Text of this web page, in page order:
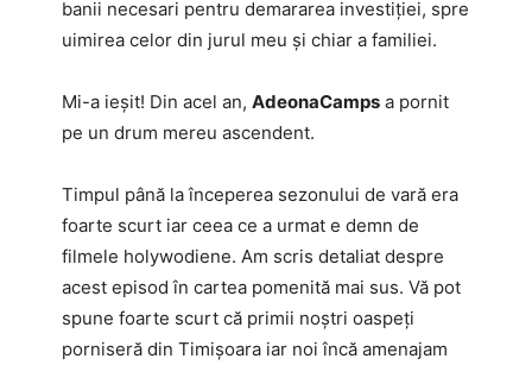
banii necesari pentru demararea investiției, spre
uimirea celor din jurul meu și chiar a familiei.
Mi-a ieșit! Din acel an, AdeonaCamps a pornit
pe un drum mereu ascendent.
Timpul până la începerea sezonului de vară era
foarte scurt iar ceea ce a urmat e demn de
filmele holywodiene. Am scris detaliat despre
acest episod în cartea pomenită mai sus. Vă pot
spune foarte scurt că primii noștri oaspeți
porniseră din Timișoara iar noi încă amenajam